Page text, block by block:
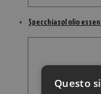
Specchiasol olio
Questo